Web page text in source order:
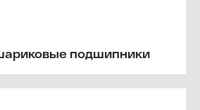
подшипники